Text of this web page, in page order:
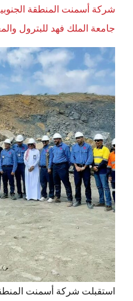
شركة أسمنت المنطقة
جامعة الملك فهد للبترول
استقبلت شركة أسمنت